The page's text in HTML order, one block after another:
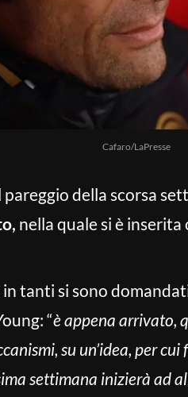
Cafaro/LaPresse
della scorsa
nella quale si è
tanti si sono
“è appena arrivato,
su un’idea, per cui
settimana inizierà ad